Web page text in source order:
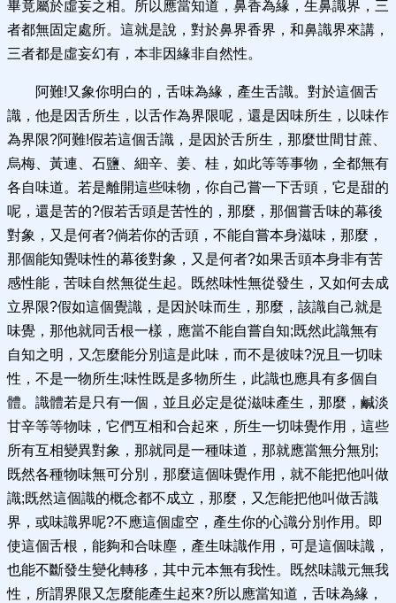
畢竟屬於虛妄之相。所以應當知道，鼻香為緣，生鼻識界，三
者都無固定處所。這就是說，對於鼻界香界，和鼻識界來講，
三者都是虛妄幻有，本非因緣非自然性。
阿難!又象你明白的，舌味為緣，產生舌識。對於這個舌
識，他是因舌所生，以舌作為界限呢，還是因味所生，以味作
為界限?阿難!假若這個舌識，是因於舌所生，那麼世間甘蔗、
烏梅、黃連、石鹽、細辛、姜、桂，如此等等事物，全都無有
各自味道。若是離開這些味物，你自己嘗一下舌頭，它是甜的
呢，還是苦的?假若舌頭是苦性的，那麼，那個嘗舌味的幕後
對象，又是何者?倘若你的舌頭，不能自嘗本身滋味，那麼，
那個能知覺味性的幕後對象，又是何者?如果舌頭本身非有苦
感性能，苦味自然無從生起。既然味性無從發生，又如何去成
立界限?假如這個覺識，是因於味而生，那麼，該識自己就是
味覺，那他就同舌根一樣，應當不能自嘗自知;既然此識無有
自知之明，又怎麼能分別這是此味，而不是彼味?況且一切味
性，不是一物所生;味性既是多物所生，此識也應具有多個自
體。識體若是只有一個，並且必定是從滋味產生，那麼，鹹淡
甘辛等等物味，它們互相和合起來，所生一切味覺作用，這些
所有互相變異對象，那就同是一種味道，那就應當無分無別;
既然各種物味無可分別，那麼這個味覺作用，就不能把他叫做
識;既然這個識的概念都不成立，那麼，又怎能把他叫做舌識
界，或味識界呢?不應這個虛空，產生你的心識分別作用。即
使這個舌根，能夠和合味塵，產生味識作用，可是這個味識，
也能不斷發生變化轉移，其中元本無有我性。既然味識元無我
性，所謂界限又怎麼能產生起來?所以應當知道，舌味為緣，